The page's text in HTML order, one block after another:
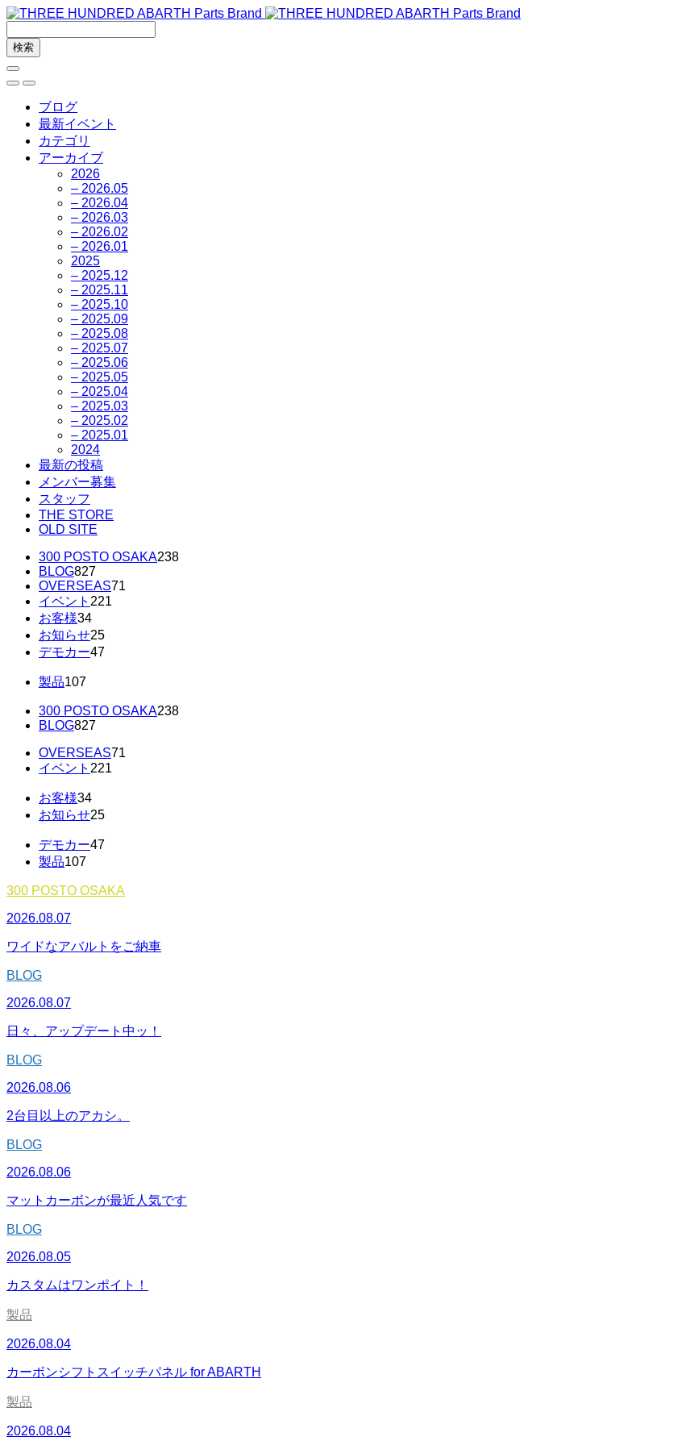
ブログ
最新イベント
カテゴリ
アーカイブ
2026
– 2026.05
– 2026.04
– 2026.03
– 2026.02
– 2026.01
2025
– 2025.12
– 2025.11
– 2025.10
– 2025.09
– 2025.08
– 2025.07
– 2025.06
– 2025.05
– 2025.04
– 2025.03
– 2025.02
– 2025.01
2024
最新の投稿
メンバー募集
スタッフ
THE STORE
OLD SITE
300 POSTO OSAKA238
BLOG827
OVERSEAS71
イベント 221
お客様34
お知らせ25
デモカー47
製品107
300 POSTO OSAKA238
BLOG827
OVERSEAS71
イベント 221
お客様34
お知らせ25
デモカー47
製品107
300 POSTO OSAKA
2026.08.07
ワイドなアバルトをご納車
BLOG
2026.08.07
日々、アップデート中ッ！
BLOG
2026.08.06
2台目以上のアカシ。
BLOG
2026.08.06
マットカーボンが最近人気です
BLOG
2026.08.05
カスタムはワンポイト！
製品
2026.08.04
カーボンシフトスイッチパネル for ABARTH
製品
2026.08.04